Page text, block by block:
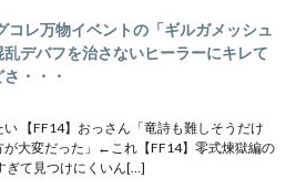
コレ万物イベントの「ギルガメッシュ
デバフを治さないヒーラーにキレて
・・・
【FF14】おっさん「竜詩も難しそうだけ
が大変だった」←これ【FF14】零式煉獄編の
ぎて見つけにくいん[…]